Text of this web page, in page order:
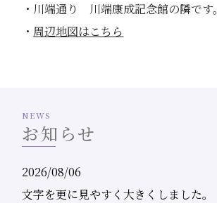
・川端通り 川端康成記念館の隣です。
・ 周辺地図はこちら
お知らせ
NEWS
2026/08/06
文字を更に見やすく大きくしました。